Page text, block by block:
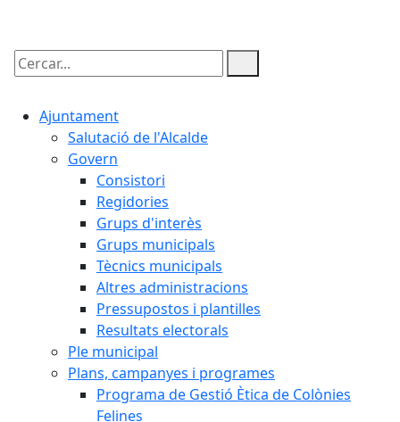
Cercar:
Ajuntament
Salutació de l'Alcalde
Govern
Consistori
Regidories
Grups d'interès
Grups municipals
Tècnics municipals
Altres administracions
Pressupostos i plantilles
Resultats electorals
Ple municipal
Plans, campanyes i programes
Programa de Gestió Ètica de Colònies
Felines